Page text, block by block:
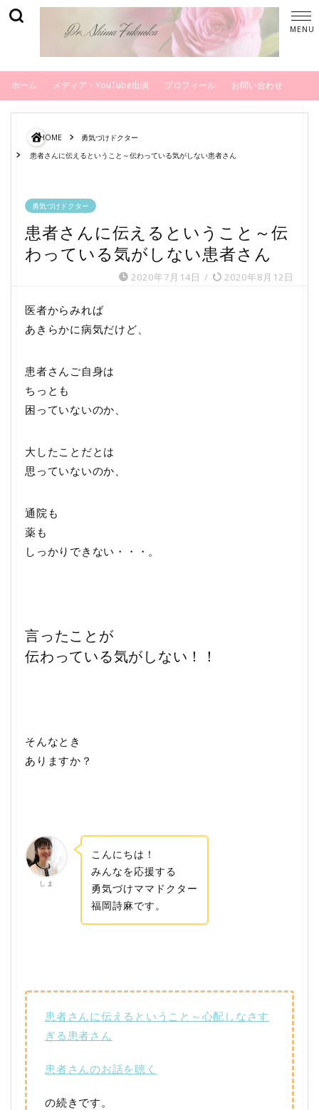
ホーム メディア・YouTube出演 プロフィール お問い合わせ
HOME
勇気づけドクター
患者さんに伝えるということ～伝わっている気がしない患者さん
勇気づけドクター
患者さんに伝えるということ～伝
わっている気がしない患者さん
2020年7月14日 / 2020年8月12日
医者からみれば
あきらかに病気だけど、
患者さんご自身は
ちっとも
困っていないのか、
大したことだとは
思っていないのか、
通院も
薬も
しっかりできない・・・。
言ったことが
伝わっている気がしない！！
そんなとき
ありますか？
し ま
こんにちは！
みんなを応援する
勇気づけママドクター
福岡詩麻です。
患者さんに伝えるということ～心配しなさす
ぎる患者さん
患者さんのお話を聴く
の続きです。